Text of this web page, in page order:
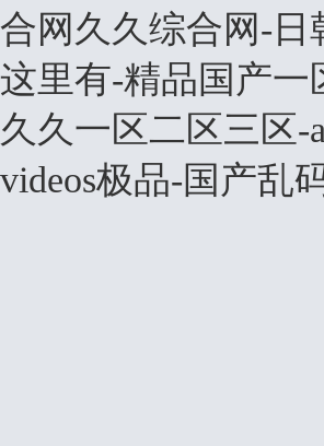
合网久久综合网-日
这里有-精品国产
久久一区二区三区
videos极品-国产乱